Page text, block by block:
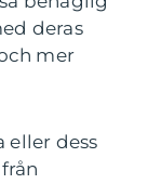
deras
mer
eller dess